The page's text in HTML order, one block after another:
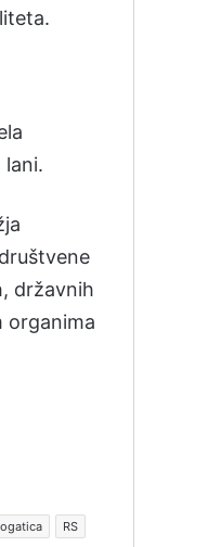
lani.
državnih
organima
RS